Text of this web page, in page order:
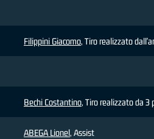
Filippini Giacomo, Tiro realizzato
Bechi Costantino, Tiro realizzato da 3
ABEGA Lionel, Assist